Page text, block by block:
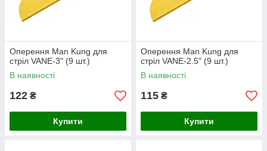
Оперення Man Kung для
стріл VANE-3" (9 шт.)
В наявності
122 ₴
Купити
Оперення Man Kung для
стріл VANE-2.5" (9 шт.)
В наявності
115 ₴
Купити